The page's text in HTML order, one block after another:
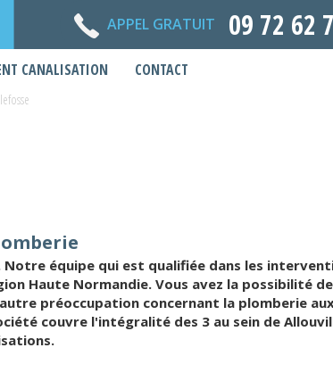
APPEL GRATUIT 09 72 62
CANALISATION CONTACT
Notre équipe qui est qualifiée dans les
Haute Normandie. Vous avez la possibilité
préoccupation concernant la plomberie
couvre l'intégralité des 3 au sein de